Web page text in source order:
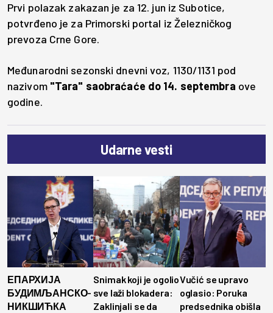
Prvi polazak zakazan je za 12. jun iz Subotice,
potvrđeno je za Primorski portal iz Železničkog
prevoza Crne Gore.
Međunarodni sezonski dnevni voz, 1130/1131 pod
nazivom "Tara" saobraćaće do 14. septembra ove
godine.
Udarne vesti
ЕПАРХИЈА
БУДИМЉАНСКО-
НИКШИЋКА
Snimak koji je ogolio
sve laži blokadera:
Zaklinjali se da
Vučić se upravo
oglasio: Poruka
predsednika obišla